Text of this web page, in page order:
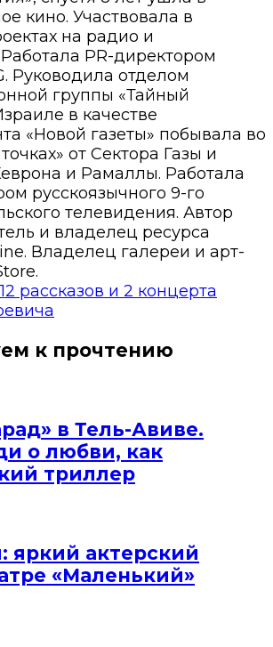
кино. Участвовала в
на радио и
PR-директором
Руководила отделом
группы «Тайный
в качестве
«Новой газеты» побывала во
от Сектора Газы и
и Рамаллы. Работала
русскоязычного 9-го
телевидения. Автор
и владелец ресурса
Владелец галереи и арт-
12 рассказов и 2 концерта
к прочтению
в Тель-Авиве.
о любви, как
триллер
яркий актерский
«Маленький»